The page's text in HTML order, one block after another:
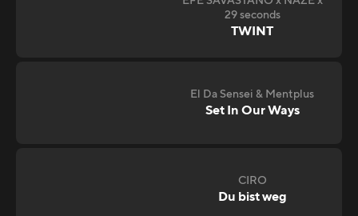
29 seconds
TWINT
El Da Sensei & Mentplus
Set In Our Ways
CIRO
Du bist weg